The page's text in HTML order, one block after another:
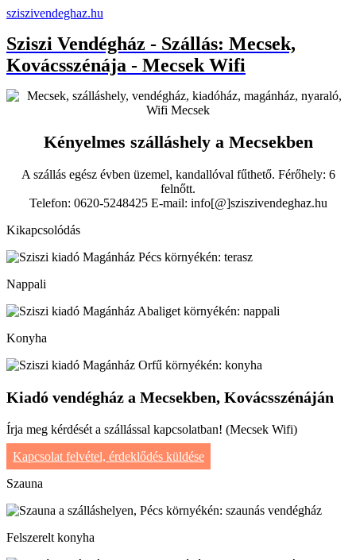
sziszivendeghaz.hu
Sziszi Vendégház - Szállás: Mecsek,
Kovácsszénája - Mecsek Wifi
Kényelmes szálláshely a Mecsekben
A szállás egész évben üzemel, kandallóval fűthető. Férőhely: 6
felnőtt.
Telefon: 0620-5248425 E-mail: info[@]sziszivendeghaz.hu
Kikapcsolódás
Nappali
Konyha
Kiadó vendégház a Mecsekben, Kovácsszénáján
Írja meg kérdését a szállással kapcsolatban! (Mecsek Wifi)
Kapcsolat felvétel, érdeklődés küldése
Szauna
Felszerelt konyha